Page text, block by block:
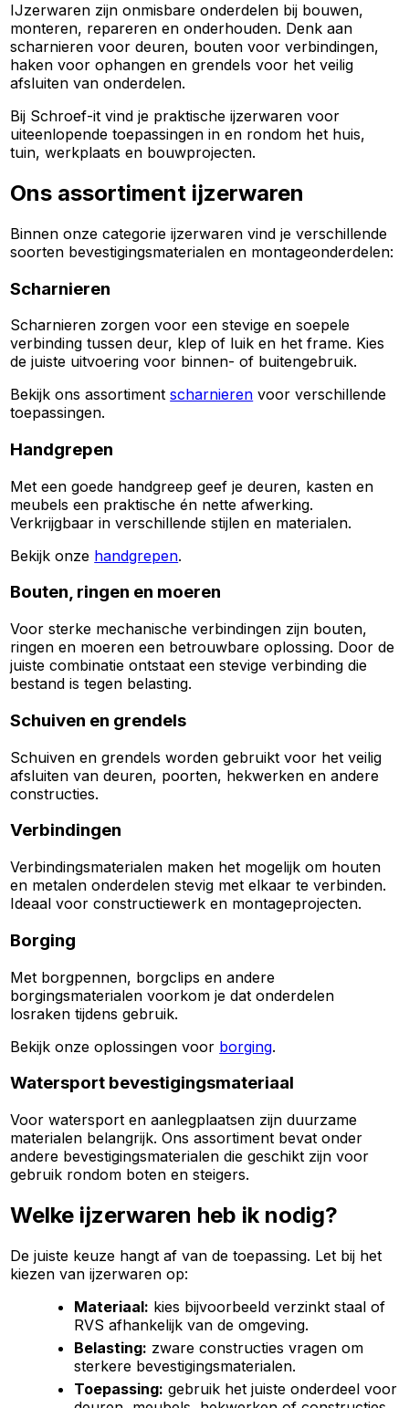
IJzerwaren zijn onmisbare onderdelen bij bouwen,
monteren, repareren en onderhouden. Denk aan
scharnieren voor deuren, bouten voor verbindingen,
haken voor ophangen en grendels voor het veilig
afsluiten van onderdelen.
Bij Schroef-it vind je praktische ijzerwaren voor
uiteenlopende toepassingen in en rondom het huis,
tuin, werkplaats en bouwprojecten.
Ons assortiment ijzerwaren
Binnen onze categorie ijzerwaren vind je verschillende
soorten bevestigingsmaterialen en montageonderdelen:
Scharnieren
Scharnieren zorgen voor een stevige en soepele
verbinding tussen deur, klep of luik en het frame. Kies
de juiste uitvoering voor binnen- of buitengebruik.
Bekijk ons assortimentscharnieren voor verschillende
toepassingen.
Handgrepen
Met een goede handgreep geef je deuren, kasten en
meubels een praktische én nette afwerking.
Verkrijgbaar in verschillende stijlen en materialen.
Bekijk onze handgrepen.
Bouten, ringen en moeren
Voor sterke mechanische verbindingen zijn bouten,
ringen en moeren een betrouwbare oplossing. Door de
juiste combinatie ontstaat een stevige verbinding die
bestand is tegen belasting.
Schuiven en grendels
Schuiven en grendels worden gebruikt voor het veilig
afsluiten van deuren, poorten, hekwerken en andere
constructies.
Verbindingen
Verbindingsmaterialen maken het mogelijk om houten
en metalen onderdelen stevig met elkaar te verbinden.
Ideaal voor constructiewerk en montageprojecten.
Borging
Met borgpennen, borgclips en andere
borgingsmaterialen voorkom je dat onderdelen
losraken tijdens gebruik.
Bekijk onze oplossingen voor borging.
Watersport bevestigingsmateriaal
Voor watersport en aanlegplaatsen zijn duurzame
materialen belangrijk. Ons assortiment bevat onder
andere bevestigingsmaterialen die geschikt zijn voor
gebruik rondom boten en steigers.
Welke ijzerwaren heb ik nodig?
De juiste keuze hangt af van de toepassing. Let bij het
kiezen van ijzerwaren op:
Materiaal: kies bijvoorbeeld verzinkt staal of
RVS afhankelijk van de omgeving.
Belasting: zware constructies vragen om
sterkere bevestigingsmaterialen.
Toepassing: gebruik het juiste onderdeel voor